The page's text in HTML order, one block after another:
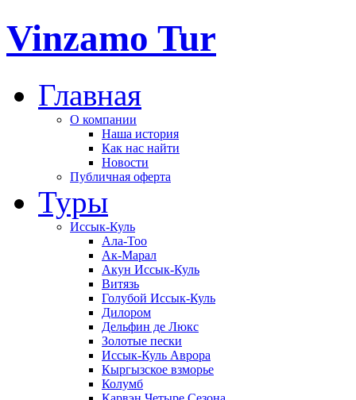
Vinzamo Tur
Главная
О компании
Наша история
Как нас найти
Новости
Публичная оферта
Туры
Иссык-Куль
Ала-Тоо
Ак-Марал
Акун Иссык-Куль
Витязь
Голубой Иссык-Куль
Дилором
Дельфин де Люкс
Золотые пески
Иссык-Куль Аврора
Кыргызское взморье
Колумб